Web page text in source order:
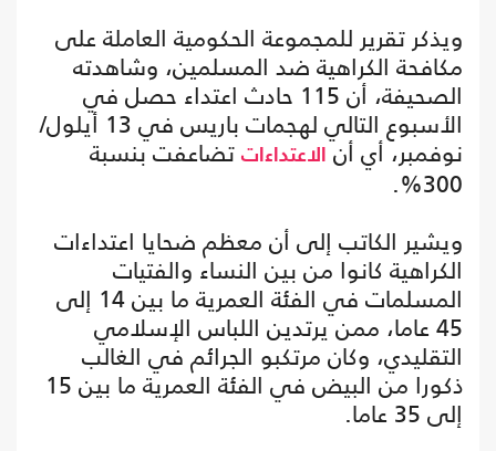
ويذكر تقرير للمجموعة الحكومية العاملة على
مكافحة الكراهية ضد المسلمين، وشاهدته
الصحيفة، أن 115 حادث اعتداء حصل في
الأسبوع التالي لهجمات باريس في 13 أيلول/
نوفمبر، أي أن الاعتداءات تضاعفت بنسبة
300%.
ويشير الكاتب إلى أن معظم ضحايا اعتداءات
الكراهية كانوا من بين النساء والفتيات
المسلمات في الفئة العمرية ما بين 14 إلى
45 عاما، ممن يرتدين اللباس الإسلامي
التقليدي، وكان مرتكبو الجرائم في الغالب
ذكورا من البيض في الفئة العمرية ما بين 15
إلى 35 عاما.